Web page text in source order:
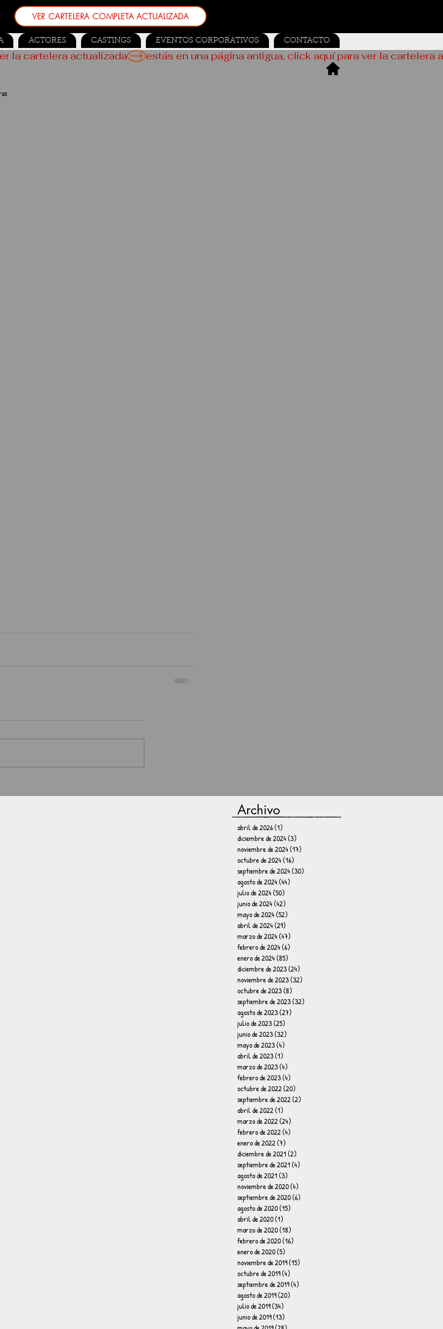
VER CARTELERA COMPLETA ACTUALIZADA
ACTORES CASTINGS EVENTOS CORPORATIVOS CONTACTO
la cartelera actualizada
Archivo
abril de 2026(1)
diciembre de 2024(3)
noviembre de 2024(17)
octubre de 2024(16)
septiembre de 2024(30)
agosto de 2024(44)
julio de 2024(50)
junio de 2024(42)
mayo de 2024(52)
abril de 2024(29)
marzo de 2024(47)
febrero de 2024(6)
enero de 2024(85)
diciembre de 2023(24)
noviembre de 2023(32)
octubre de 2023(8)
septiembre de 2023(32)
agosto de 2023(27)
julio de 2023(25)
junio de 2023(32)
mayo de 2023(4)
abril de 2023(1)
marzo de 2023(4)
febrero de 2023(4)
octubre de 2022(20)
septiembre de 2022(2)
abril de 2022(1)
marzo de 2022(24)
febrero de 2022(4)
enero de 2022(7)
diciembre de 2021(2)
septiembre de 2021(4)
agosto de 2021(3)
noviembre de 2020(4)
septiembre de 2020(6)
agosto de 2020(15)
abril de 2020(1)
marzo de 2020(18)
febrero de 2020(16)
enero de 2020(5)
noviembre de 2019(15)
octubre de 2019(4)
septiembre de 2019(4)
agosto de 2019(20)
julio de 2019(34)
junio de 2019(13)